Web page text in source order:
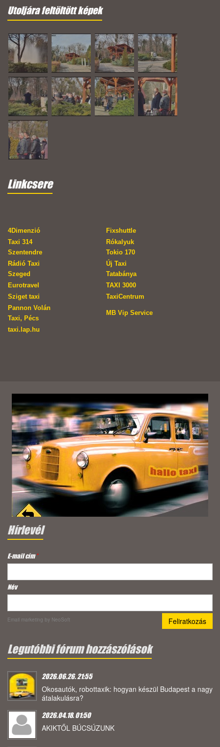
Utoljára feltöltött képek
Linkcsere
4Dimenzió
Fixshuttle
Taxi 314
Szentendre
Rókalyuk
Tokio 170
Rádió Taxi
Szeged
Új Taxi
Tatabánya
Eurotravel
TAXI 3000
Sziget taxi
TaxiCentrum
Pannon Volán
Taxi, Pécs
MB Vip Service
taxi.lap.hu
Hírlevél
E-mail cím*
Név
Email marketing by NeoSoft
Legutóbbi fórum hozzászólások
2026.06.26. 21:55
Okosautók, robottaxik: hogyan készül Budapest a nagy
átalakulásra?
2026.04.18. 01:50
AKIKTŐL BÚCSÚZUNK